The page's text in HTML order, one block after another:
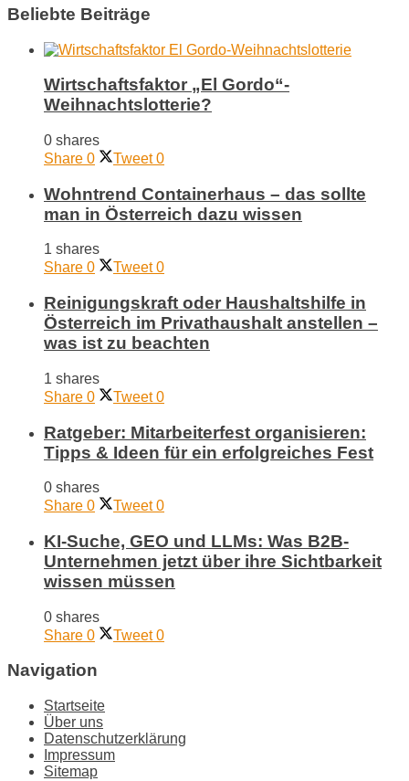
Beliebte Beiträge
Wirtschaftsfaktor „El Gordo“-
Weihnachtslotterie?
0 shares
Share 0 Tweet 0
Wohntrend Containerhaus – das sollte
man in Österreich dazu wissen
1 shares
Share 0 Tweet 0
Reinigungskraft oder Haushaltshilfe in
Österreich im Privathaushalt anstellen –
was ist zu beachten
1 shares
Share 0 Tweet 0
Ratgeber: Mitarbeiterfest organisieren:
Tipps & Ideen für ein erfolgreiches Fest
0 shares
Share 0 Tweet 0
KI-Suche, GEO und LLMs: Was B2B-
Unternehmen jetzt über ihre Sichtbarkeit
wissen müssen
0 shares
Share 0 Tweet 0
Navigation
Startseite
Über uns
Datenschutzerklärung
Impressum
Sitemap